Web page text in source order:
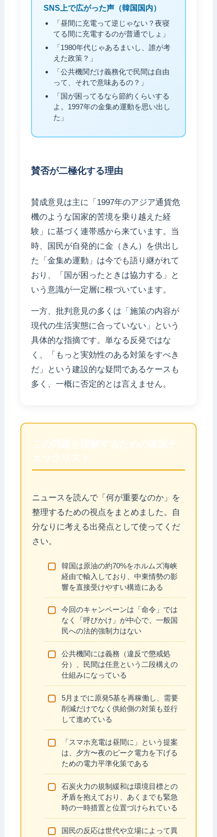
SNS上で広がった声（韓国国内）
「昼間に充電って逆じゃない？夜寝
てる間に充電するのが普通でしょ」
「1980年代じゃあるまいし、誰が考
えた政策？」
「公共機関だけ義務化で民間は自由
って、それで意味あるの？」
「国が困ってるなら節約くらいする
よ。1997年の金集め運動を思い出し
た」
賛否が二極化する理由
賛成意見は主に「1997年のアジア通貨危
機のような国家的苦境を乗り越えた経
験」に基づく連帯感から来ています。当
時、国民が自発的に金（きん）を供出し
た「金集め運動」は今でも語り継がれて
おり、「国が困ったときは協力する」と
いう意識が一定層に根づいています。
一方、批判意見の多くは「施策の内容が
現代の生活実態に合っていない」という
具体的な指摘です。単なる反発ではな
く、「もっと実効性のある対策をすべき
だ」という建設的な疑問であるケースも
多く、一概に否定的とは言えません。
この問題を理解するための確認チ
ェックリスト
ニュースを読んで「何が重要なのか」を
整理するための視点をまとめました。自
分なりに考える出発点として使ってくだ
さい。
韓国は原油の約70%をホルムズ海峡
経由で輸入しており、中東情勢の影
響を直接受けやすい構造にある
今回のキャンペーンは「命令」では
なく「呼びかけ」が中心で、一般国
民への法的強制力はない
公共機関には義務（違反で懲戒処
分）、民間は任意という二段構えの
仕組みになっている
5月までに原発5基を再稼働し、需要
削減だけでなく供給側の対策も並行
して進めている
「スマホ充電は昼間に」という提案
は、夕方〜夜のピーク電力を下げる
ための電力平準化策である
石炭火力の規制緩和は環境目標との
矛盾を抱えており、あくまでも緊急
時の一時措置と位置づけられている
国民の反応は世代や立場によって異